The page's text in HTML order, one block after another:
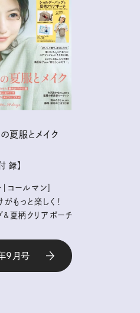
夏服とメイク
録】
｜コールマン］
もっと楽しく！
&夏柄クリアポーチ
9月号